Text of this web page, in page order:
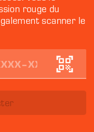
rouge du
scanner le